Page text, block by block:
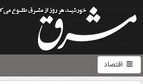
اقتصاد